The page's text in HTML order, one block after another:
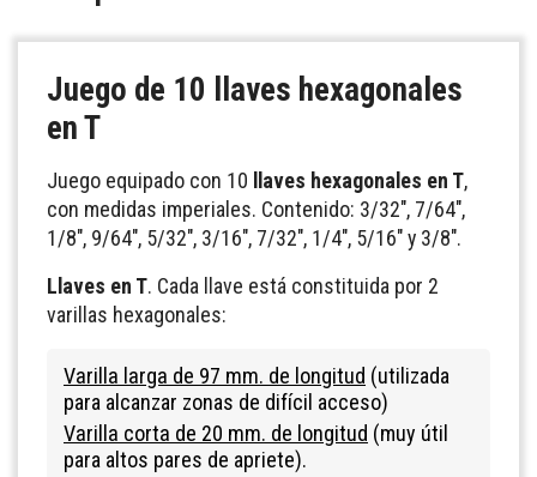
Juego de 10 llaves hexagonales
en T
Juego equipado con 10 llaves hexagonales en T,
con medidas imperiales. Contenido: 3/32", 7/64",
1/8", 9/64", 5/32", 3/16", 7/32", 1/4", 5/16" y 3/8".
Llaves en T. Cada llave está constituida por 2
varillas hexagonales:
Varilla larga de 97 mm. de longitud (utilizada
para alcanzar zonas de difícil acceso)
Varilla corta de 20 mm. de longitud (muy útil
para altos pares de apriete).